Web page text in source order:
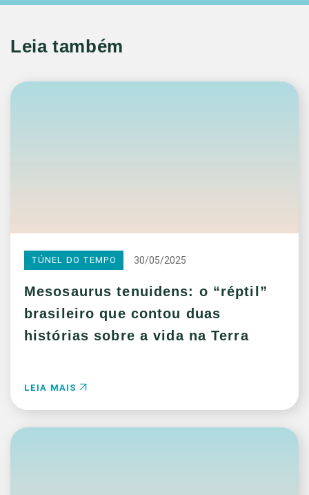
Leia também
TÚNEL DO TEMPO 30/05/2025
Mesosaurus tenuidens: o “réptil”
brasileiro que contou duas
histórias sobre a vida na Terra
LEIA MAIS